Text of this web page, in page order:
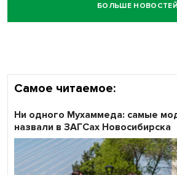
БОЛЬШЕ НОВОСТЕЙ
Самое читаемое:
Ни одного Мухаммеда: самые
назвали в ЗАГСах Новосибирска